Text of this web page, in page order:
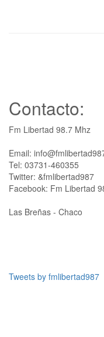
Contacto:
Fm Libertad 98.7 Mhz
Email:
Tel: 03731-460355
Twitter: &fmlibertad987
Facebook: Fm Libertad
Las Breñas - Chaco
Tweets by fmlibertad987